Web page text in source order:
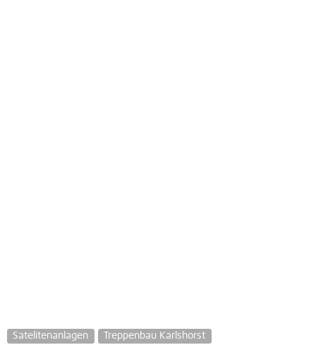
Satelitenanlagen
Treppenbau Karlshorst